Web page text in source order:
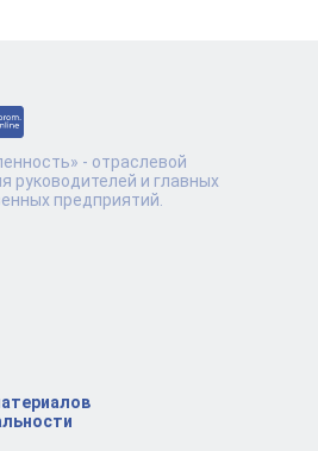
- отраслевой
руководителей и главных
предприятий.